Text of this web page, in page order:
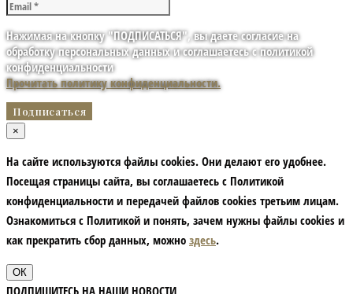
Нажимая на кнопку "ПОДПИСАТЬСЯ", вы даете согласие на
обработку персональных данных и соглашаетесь с политикой
конфиденциальности
Прочитать политику конфиденциальности.
×
На сайте используются файлы cookies. Они делают его удобнее.
Посещая страницы сайта, вы соглашаетесь с Политикой
конфиденциальности и передачей файлов cookies третьим лицам.
Ознакомиться с Политикой и понять, зачем нужны файлы сookies и
как прекратить сбор данных, можно здесь.
ОК
ПОДПИШИТЕСЬ НА НАШИ НОВОСТИ